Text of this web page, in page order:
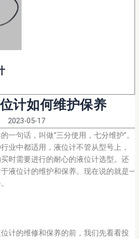
计如何维护保养
2023-05-17
一句话，叫做“三分使用，七分维护”。
业中都适用，液位计不管从型号上，
时需要进行的耐心的液位计选型。还
液位计的维护和保养。现在说的就是—
计的维修和保养的前，我们先看看投